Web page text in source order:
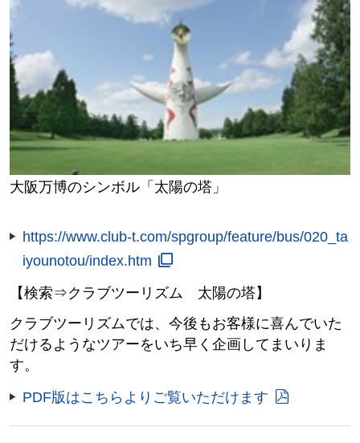
大阪万博のシンボル「太陽の塔」
https://www.club-t.com/spgroup/feature/bus/020_ta
iyounotou/index.htm
【検索⇒クラブツーリズム 太陽の塔】
クラブツーリズムでは、今後もお客様に喜んでいた
だけるようなツアーをいち早く企画してまいりま
す。
PDF版はこちらよりご覧いただけます